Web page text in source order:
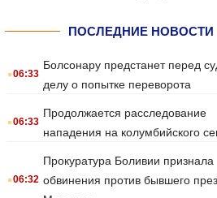
ПОСЛЕДНИЕ НОВОСТИ
.06:33
Болсонару предстанет перед
делу о попытке переворота
.06:33
Продолжается расследование
нападения на колумбийского
.06:32
Прокуратура Боливии признала
обвинения против бывшего